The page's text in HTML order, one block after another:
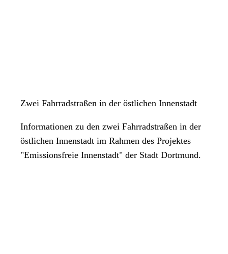
Zwei Fahrradstraßen in der östlichen Innenstadt
Informationen zu den zwei Fahrradstraßen in der
östlichen Innenstadt im Rahmen des Projektes
"Emissionsfreie Innenstadt" der Stadt Dortmund.